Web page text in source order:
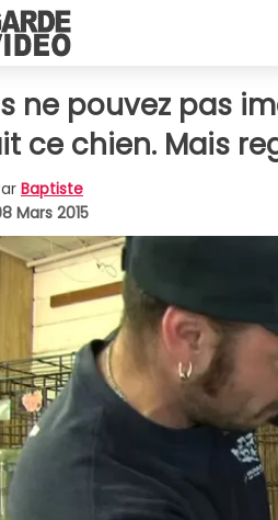
ne pouvez pas
ce chien. Mais
Baptiste
Mars 2015